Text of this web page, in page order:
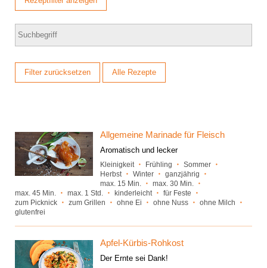
Salat
ganzjährig
Std.
zum Grillen
zum
Filter zurücksetzen Alle Rezepte
Allgemeine Marinade für Fleisch
Aromatisch und lecker
Kleinigkeit Frühling
Sommer
Herbst
Winter
ganzjährig
max. 15 Min.
max. 30 Min.
max. 45 Min.
max. 1 Std. kinderleicht
für Feste
zum Picknick
zum Grillen ohne Ei ohne Nuss
ohne Milch
glutenfrei
Apfel-Kürbis-Rohkost
Der Ernte sei Dank!